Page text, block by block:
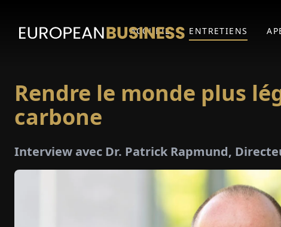
ACCUEIL ENTRETIENS
Rendre le monde plus
carbone
Interview avec Dr. Patrick Rapmund,